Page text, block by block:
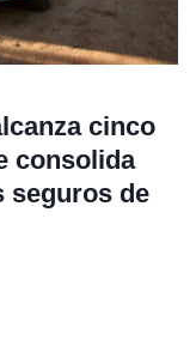
cinco
consolida
seguros de